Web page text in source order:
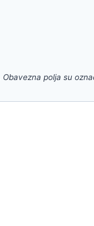
Obavezna polja su